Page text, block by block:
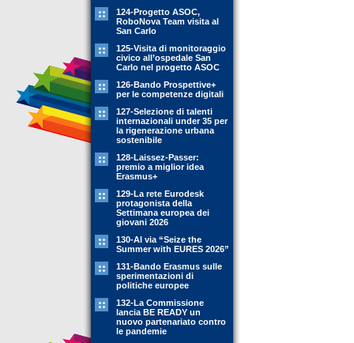
124-Progetto ASOC,
RoboNova Team visita al
San Carlo
125-Visita di monitoraggio
civico all’ospedale San
Carlo nel progetto ASOC
126-Bando Prospettive+
per le competenze digitali
127-Selezione di talenti
internazionali under 35 per
la rigenerazione urbana
sostenibile
128-Laissez-Passer:
premio a miglior idea
Erasmus+
129-La rete Eurodesk
protagonista della
Settimana europea dei
giovani 2026
130-Al via “Seize the
Summer with EURES 2026”
131-Bando Erasmus sulle
sperimentazioni di
politiche europee
132-La Commissione
lancia BE READY un
nuovo partenariato contro
le pandemie